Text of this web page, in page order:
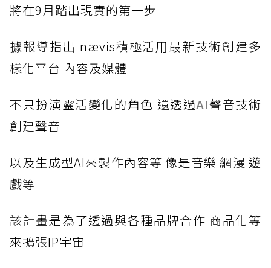
將在9月踏出現實的第一步
據報導指出 nævis積極活用最新技術創建多
樣化平台 內容及媒體
不 只扮演靈活變化的角色 還透過AI聲音技術
創建聲音
以及生成型AI來製作內容等 像是音樂 網漫 遊
戲等
該計畫是為了透過與各種品牌合作 商品化等
來擴張IP宇宙